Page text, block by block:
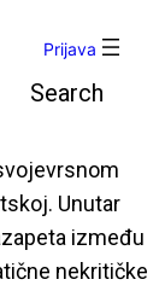
Prijava
Unutar
između
nekritičke